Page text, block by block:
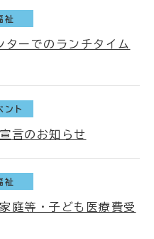
祉
ターでのランチタイム
ント
言のお知らせ
祉
庭等・子ども医療費受